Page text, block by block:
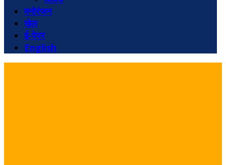
मनोरंजन
खेल
ई-पेपर
English